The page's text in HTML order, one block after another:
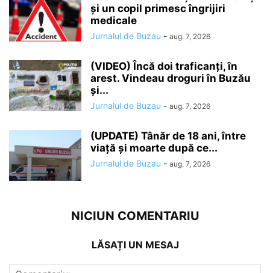
și un copil primesc îngrijiri
medicale
Jurnalul de Buzau - aug. 7, 2026
(VIDEO) Încă doi traficanți, în
arest. Vindeau droguri în Buzău
și...
Jurnalul de Buzau - aug. 7, 2026
(UPDATE) Tânăr de 18 ani, între
viață și moarte după ce...
Jurnalul de Buzau - aug. 7, 2026
NICIUN COMENTARIU
LĂSAȚI UN MESAJ